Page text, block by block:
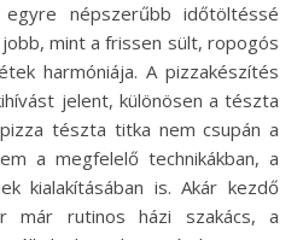
jobb, mint a frissen sült, ropogós
harmóniája. A pizzakészítés
jelent, különösen a tészta
tészta titka nem csupán a
a megfelelő technikákban, a
kialakításában is. Akár kezdő
már rutinos házi szakács, a